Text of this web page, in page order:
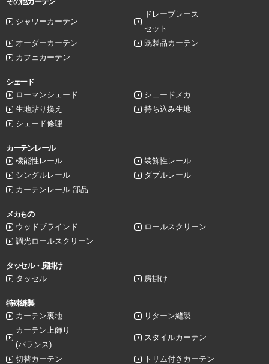
シャワーカーテン
ドレープレース
セット
オーダーカーテン
既製品カーテン
カフェカーテン
シェード
ローマンシェード
シェードメカ
生地貼り換え
持ち込み生地
シェード修理
カーテンレール
機能性レール
装飾性レール
シングルレール
ダブルレール
カーテンレール 部品
メカもの
ウッドブラインド
ロールスクリーン
調光ロールスクリーン
タッセル・房掛け
タッセル
房掛け
特殊縫製
カーテン裏地
リターン縫製
カーテン上飾り
(バランス)
スタイルカーテン
切替カーテン トリム付きカーテン